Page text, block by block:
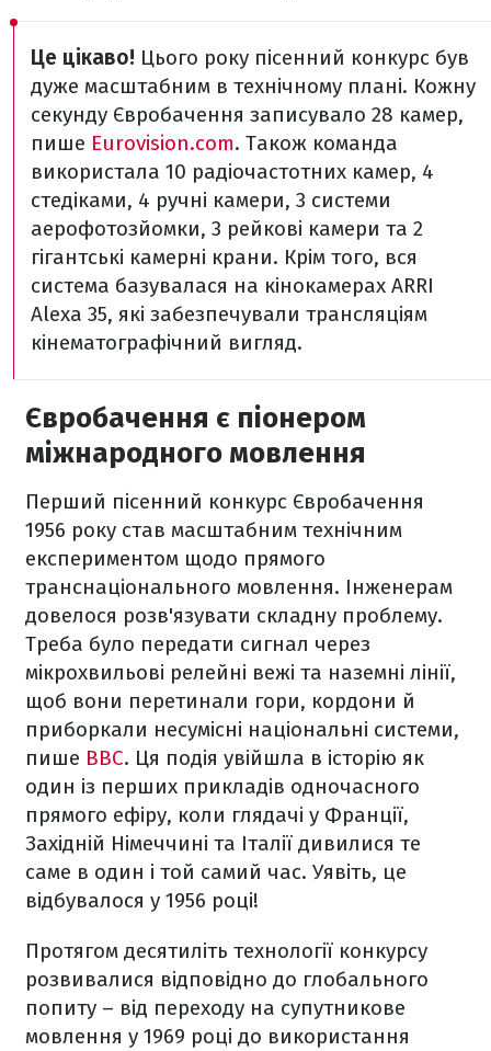
Це цікаво! Цього року пісенний конкурс був
дуже масштабним в технічному плані. Кожну
секунду Євробачення записувало 28 камер,
пише Eurovision.com. Також команда
використала 10 радіочастотних камер, 4
стедіками, 4 ручні камери, 3 системи
аерофотозйомки, 3 рейкові камери та 2
гігантські камерні крани. Крім того, вся
система базувалася на кінокамерах ARRI
Alexa 35, які забезпечували трансляціям
кінематографічний вигляд.
Євробачення є піонером
міжнародного мовлення
Перший пісенний конкурс Євробачення
1956 року став масштабним технічним
експериментом щодо прямого
транснаціонального мовлення. Інженерам
довелося розв'язувати складну проблему.
Треба було передати сигнал через
мікрохвильові релейні вежі та наземні лінії,
щоб вони перетинали гори, кордони й
приборкали несумісні національні системи,
пише BBC. Ця подія увійшла в історію як
один із перших прикладів одночасного
прямого ефіру, коли глядачі у Франції,
Західній Німеччині та Італії дивилися те
саме в один і той самий час. Уявіть, це
відбувалося у 1956 році!
Протягом десятиліть технології конкурсу
розвивалися відповідно до глобального
попиту – від переходу на супутникове
мовлення у 1969 році до використання